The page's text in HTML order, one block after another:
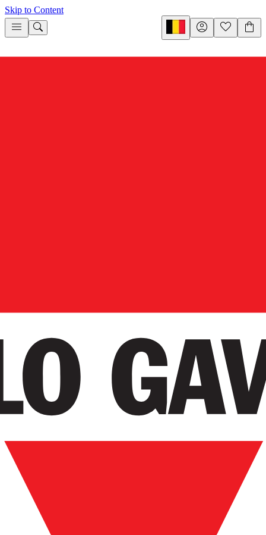
Skip to Content